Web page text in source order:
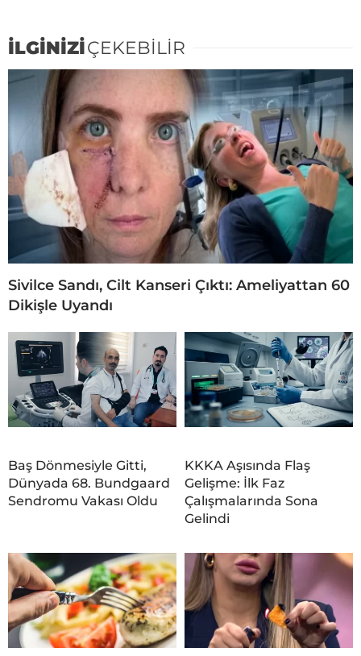
İLGİNİZİÇEKEBİLİR
Sivilce Sandı, Cilt Kanseri Çıktı: Ameliyattan 60
Dikişle Uyandı
Baş Dönmesiyle Gitti,
Dünyada 68. Bundgaard
Sendromu Vakası Oldu
KKKA Aşısında Flaş
Gelişme: İlk Faz
Çalışmalarında Sona
Gelindi